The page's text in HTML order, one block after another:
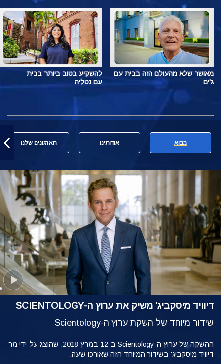
מאושר שלא מהעולם הזה בבית עם
ג'ים
להשקיע בטוב ביותר בבית
עם נטליה
מבוא אודותינו הארגונים שלנו
דיוויד מיסקביג' משיק את ערוץ ה-SCIENTOLOGY
שידור מיוחד של השקת ערוץ ה-Scientology
ההשקה של ערוץ ה-Scientology ב-12 במרץ 2018, שהוצג על-ידי מר
דיוויד מיסקביג' בשידור המיוחד הזה שאורכו שעה.